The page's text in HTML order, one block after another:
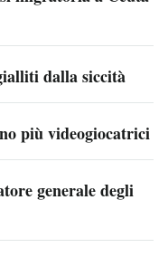
dalla siccità
più videogiocatrici
generale degli